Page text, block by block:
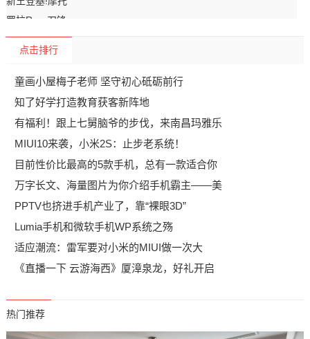
点击排行
童画小屋梅子老师 坚守初心砥砺前行
知了好学打造教育获客新阵地
有福利！跟上七舅脑爷的步伐，来南昌玛雅乐
MIUI10来袭，小米2S：止步老系统！
目前性价比最高的5款手机，总有一款适合你
万字长文、海量图片为你介绍手机霸主——美
PPTV也挤进手机产业了，靠“裸眼3D”
Lumia手机和微软手机WP系统之殇
适应潮流：雷军要对小米的MIUI做一次大
《直播一下 云游海西》厦漳泉龙，好礼开启
热门推荐